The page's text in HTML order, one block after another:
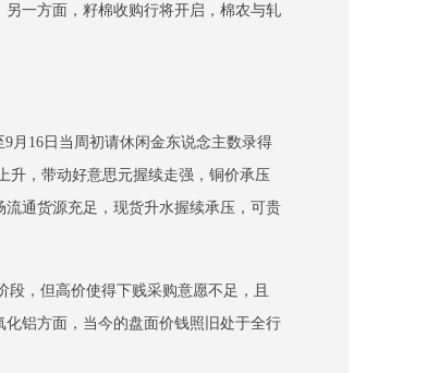
一方面，籽棉收购行将开启，棉农与轧
月16日当周初请休闲金东说念主数录得
升，带动好意思元握续走强，铜价承压
通货源充足，现货升水握续承压，可贵
，但高价使得下贱采购意愿不足，且
铝方面，当今的盘面价钱照旧处于全行